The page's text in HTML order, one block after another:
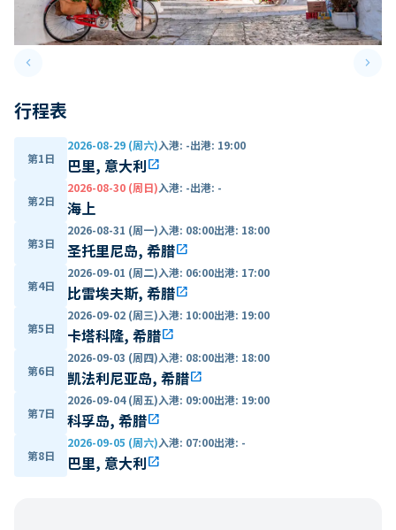
keyboard_arrow_leftPrevious slide keyboard_arrow_right
行程表
第1日
2026-08-29 (周六)入港: -出港: 19:00
巴里, 意大利open_in_new
第2日
2026-08-30 (周日)入港: -出港: -
海上
第3日
2026-08-31 (周一)入港: 08:00出港: 18:00
圣托里尼岛, 希腊open_in_new
第4日
2026-09-01 (周二)入港: 06:00出港: 17:00
比雷埃夫斯, 希腊open_in_new
第5日
2026-09-02 (周三)入港: 10:00出港: 19:00
卡塔科隆, 希腊open_in_new
第6日
2026-09-03 (周四)入港: 08:00出港: 18:00
凯法利尼亚岛, 希腊open_in_new
第7日
2026-09-04 (周五)入港: 09:00出港: 19:00
科孚岛, 希腊open_in_new
第8日
2026-09-05 (周六)入港: 07:00出港: -
巴里, 意大利open_in_new